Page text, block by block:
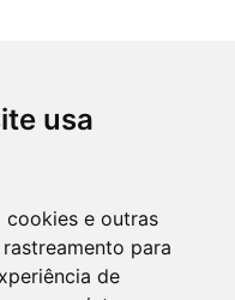
usa
cookies e outras
para
de
SUL